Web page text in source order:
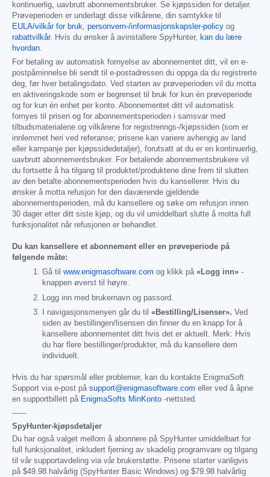
kontinuerlig, uavbrutt abonnementsbruker. Se kjøpssiden for detaljer.
Prøveperioden er underlagt disse vilkårene, din samtykke til
EULA/vilkår for bruk, personvern-/informasjonskapsler-policy og
rabattvilkår. Hvis du ønsker å avinstallere SpyHunter, kan du lære
hvordan.
For betaling av automatisk fornyelse av abonnementet ditt, vil en e-
postpåminnelse bli sendt til e-postadressen du oppga da du registrerte
deg, før hver betalingsdato. Ved starten av prøveperioden vil du motta
en aktiveringskode som er begrenset til bruk for kun én prøveperiode
og for kun én enhet per konto. Abonnementet ditt vil automatisk
fornyes til prisen og for abonnementsperioden i samsvar med
tilbudsmaterialene og vilkårene for registrerings-/kjøpssiden (som er
innlemmet heri ved referanse; prisene kan variere avhengig av land
eller kampanje per kjøpssidedetaljer), forutsatt at du er en kontinuerlig,
uavbrutt abonnementsbruker. For betalende abonnementsbrukere vil
du fortsette å ha tilgang til produktet/produktene dine frem til slutten
av den betalte abonnementsperioden hvis du kansellerer. Hvis du
ønsker å motta refusjon for den daværende gjeldende
abonnementsperioden, må du kansellere og søke om refusjon innen
30 dager etter ditt siste kjøp, og du vil umiddelbart slutte å motta full
funksjonalitet når refusjonen er behandlet.
Du kan kansellere et abonnement eller en prøveperiode på
følgende måte:
Gå til www.enigmasoftware.com og klikk på «Logg inn» -
knappen øverst til høyre.
Logg inn med brukernavn og passord.
I navigasjonsmenyen går du til «Bestilling/Lisenser». Ved
siden av bestillingen/lisensen din finner du en knapp for å
kansellere abonnementet ditt hvis det er aktuelt. Merk: Hvis
du har flere bestillinger/produkter, må du kansellere dem
individuelt.
Hvis du har spørsmål eller problemer, kan du kontakte EnigmaSoft
Support via e-post på support@enigmasoftware.com eller ved å åpne
en supportbillett på EnigmaSofts MinKonto -nettsted.
------
SpyHunter-kjøpsdetaljer
Du har også valget mellom å abonnere på SpyHunter umiddelbart for
full funksjonalitet, inkludert fjerning av skadelig programvare og tilgang
til vår supportavdeling via vår brukerstøtte. Prisene starter vanligvis
på $49.98 halvårlig (SpyHunter Basic Windows) og $79.98 halvårlig